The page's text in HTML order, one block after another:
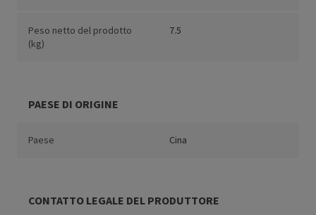
Peso netto del prodotto
(kg)
7.5
PAESE DI ORIGINE
Paese Cina
CONTATTO LEGALE DEL PRODUTTORE